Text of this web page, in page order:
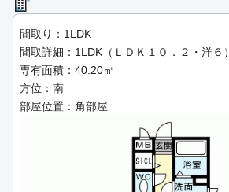
間取り：1LDK
間取詳細：1LDK（ＬＤＫ１０．２・洋６）
専有面積：40.20㎡
方位：南
部屋位置：角部屋